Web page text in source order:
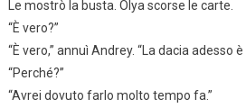
Le mostrò la busta. Olya scorse le carte.
“È vero?”
“È vero,” annuì Andrey. “La dacia adesso
“Perché?”
“Avrei dovuto farlo molto tempo fa.”